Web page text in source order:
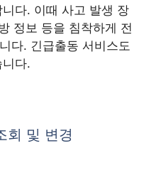
다. 이때 사고 발생 장
정보 등을 침착하게 전
다. 긴급출동 서비스도
다.
회 및 변경